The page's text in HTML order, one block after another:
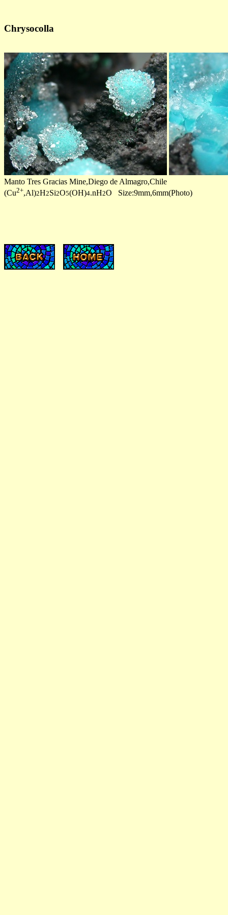
Chrysocolla
Manto Tres Gracias Mine,Diego de Almagro,Chile
(Cu2+,Al)2H2Si2O5(OH)4.nH2O Size:9mm,6mm(Photo)